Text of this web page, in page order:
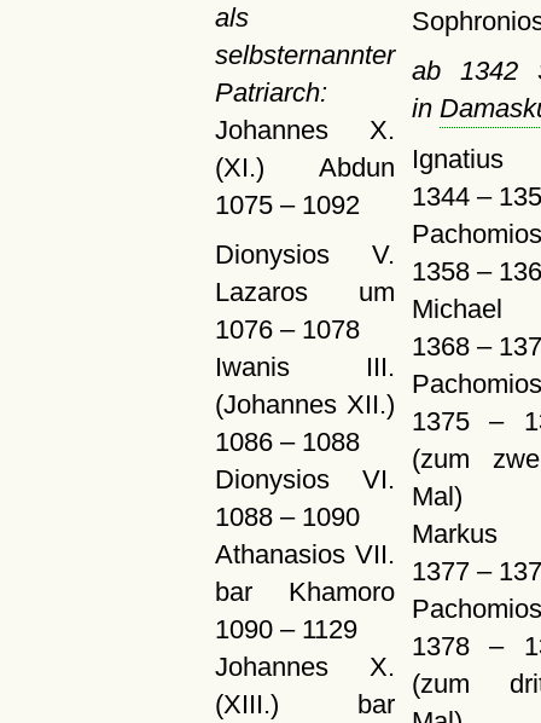
als
selbsternannter
Patriarch:
Johannes X.
(XI.) Abdun
1075 – 1092
Dionysios V.
Lazaros um
1076 – 1078
Iwanis III.
(Johannes XII.)
1086 – 1088
Dionysios VI.
1088 – 1090
Athanasios VII.
bar Khamoro
1090 – 1129
Johannes X.
(XIII.) bar
ab 1342
in
1344 –
1358 –
1368 –
1375 –
(zum
Mal)
1377 –
1378 –
(zum